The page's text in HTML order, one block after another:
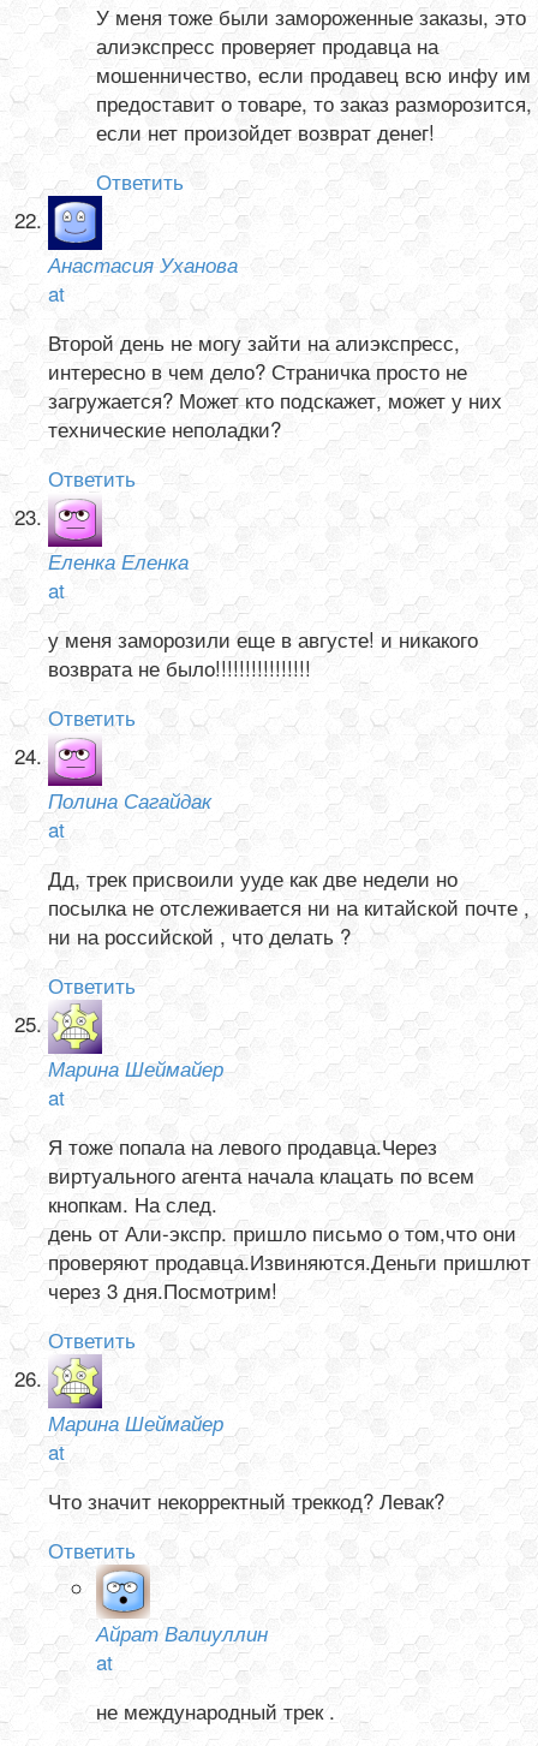
У меня тоже были замороженные заказы, это
алиэкспресс проверяет продавца на
мошенничество, если продавец всю инфу им
предоставит о товаре, то заказ разморозится,
если нет произойдет возврат денег!
Ответить
Анастасия Уханова
at
Второй день не могу зайти на алиэкспресс,
интересно в чем дело? Страничка просто не
загружается? Может кто подскажет, может у них
технические неполадки?
Ответить
Еленка Еленка
at
у меня заморозили еще в августе! и никакого
возврата не было!!!!!!!!!!!!!!!!
Ответить
Полина Сагайдак
at
Дд, трек присвоили ууде как две недели но
посылка не отслеживается ни на китайской почте ,
ни на российской , что делать ?
Ответить
Марина Шеймайер
at
Я тоже попала на левого продавца.Через
виртуального агента начала клацать по всем
кнопкам. На след.
день от Али-экспр. пришло письмо о том,что они
проверяют продавца.Извиняются.Деньги пришлют
через 3 дня.Посмотрим!
Ответить
Марина Шеймайер
at
Что значит некорректный треккод? Левак?
Ответить
Айрат Валиуллин
at
не международный трек .